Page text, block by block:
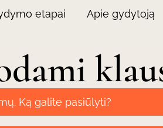
etapai Apie gydytoją
Ką galite pasiūlyti?